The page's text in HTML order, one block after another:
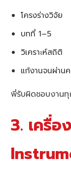
โครงร่างวิจัย
บทที่ 1–5
วิเคราะห์สถิติ
แก้งานจนผ่าน
พี่รับผิดชอบงานทุ
3. เครื่